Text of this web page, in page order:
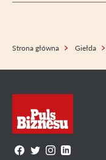
Strona główna Giełda